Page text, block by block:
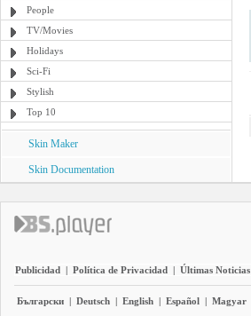
People
TV/Movies
Holidays
Sci-Fi
Stylish
Top 10
Skin Maker
Skin Documentation
Publicidad | Política de Privacidad | Últimas Noticias
Български | Deutsch | English | Español | Magyar